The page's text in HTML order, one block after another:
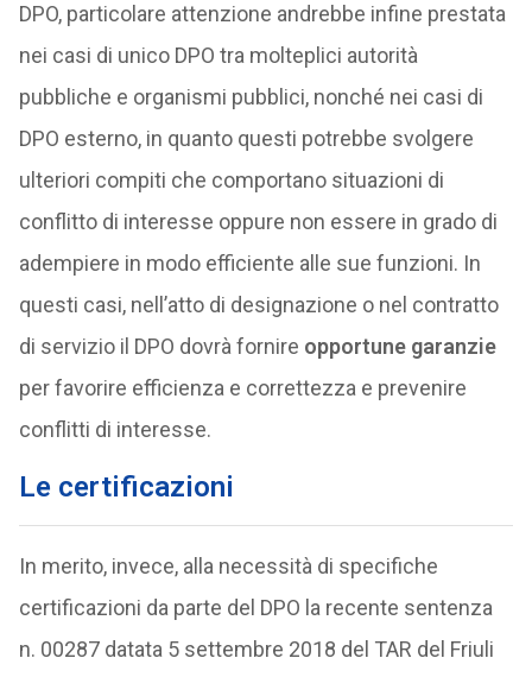
DPO, particolare attenzione andrebbe infine prestata
nei casi di unico DPO tra molteplici autorità
pubbliche e organismi pubblici, nonché nei casi di
DPO esterno, in quanto questi potrebbe svolgere
ulteriori compiti che comportano situazioni di
conflitto di interesse oppure non essere in grado di
adempiere in modo efficiente alle sue funzioni. In
questi casi, nell’atto di designazione o nel contratto
di servizio il DPO dovrà fornire opportune garanzie
per favorire efficienza e correttezza e prevenire
conflitti di interesse.
Le certificazioni
In merito, invece, alla necessità di specifiche
certificazioni da parte del DPO la recente sentenza
n. 00287 datata 5 settembre 2018 del TAR del Friuli